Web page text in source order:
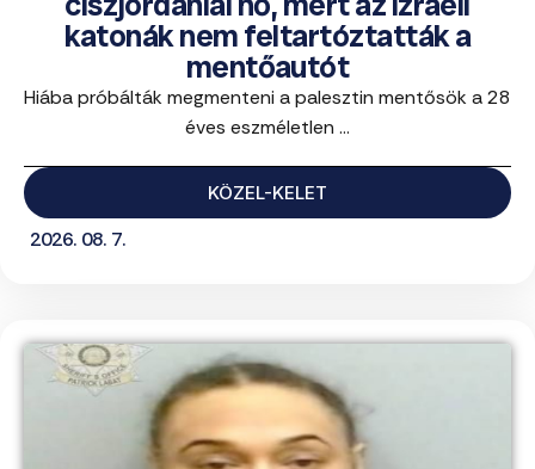
katonák nem feltartóztatták a
mentőautót
Hiába próbálták megmenteni a palesztin mentősök a 28
éves eszméletlen ...
KÖZEL-KELET
2026. 08. 7.